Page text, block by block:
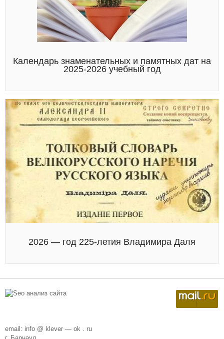
Календарь знаменательных и памятных дат на
2025-2026 учебный год
2026 — год 225-летия Владимира Даля
email: info @ klever — ok . ru